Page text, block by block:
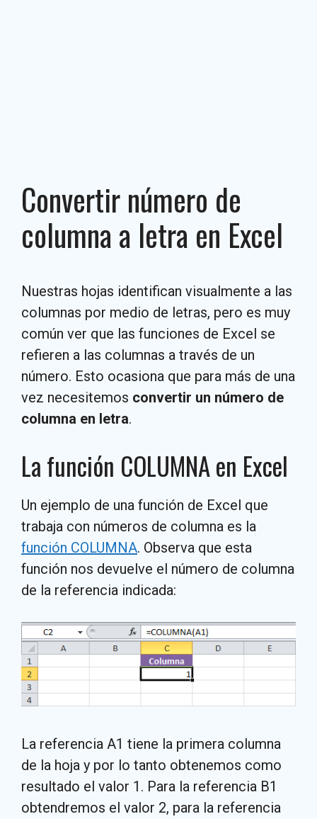
Convertir número de
columna a letra en Excel
Nuestras hojas identifican visualmente a las
columnas por medio de letras, pero es muy
común ver que las funciones de Excel se
refieren a las columnas a través de un
número. Esto ocasiona que para más de una
vez necesitemos convertir un número de
columna en letra.
La función COLUMNA en Excel
Un ejemplo de una función de Excel que
trabaja con números de columna es la
función COLUMNA. Observa que esta
función nos devuelve el número de columna
de la referencia indicada:
La referencia A1 tiene la primera columna
de la hoja y por lo tanto obtenemos como
resultado el valor 1. Para la referencia B1
obtendremos el valor 2, para la referencia